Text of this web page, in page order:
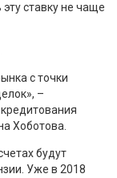
ставку не чаще
с точки
–
Хоботова.
будут
Уже в 2018